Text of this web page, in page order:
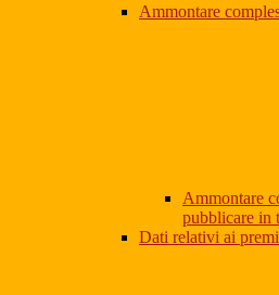
Ammontare
Ammontare
pubblicare in
Dati relativi ai premi